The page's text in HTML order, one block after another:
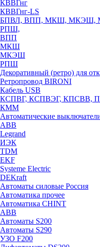
КВВГнг
КВВГнг-LS
БПВЛ, ВПП, МКШ, МКЭШ,
РПШ,
ВПП
МКШ
МКЭШ
РПШ
Декоративный (ретро) для
Ретропровод BIRONI
Кабель USB
КСПВГ, КСПВЭГ, КПСВВ,
КММ
Автоматические
ABB
Legrand
ИЭК
TDM
EKF
Systeme Electric
DEKraft
Автоматы силовые Россия
Автоматика прочее
Автоматика CHINT
ABB
Автоматы S200
Автоматы S290
УЗО F200